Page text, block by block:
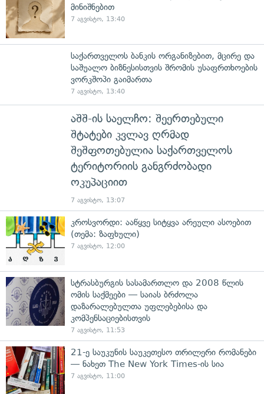
მინიშნებით
7 აგვისტო, 13:40
საქართველოს ბანკის ორგანიზებით, მცირე და
საშუალო ბიზნესისთვის შრომის უსაფრთხოების
ვორკშოპი გაიმართა
7 აგვისტო, 13:40
აშშ-ის საელჩო: შეერთებული
შტატები კვლავ ღრმად
შეშფოთებულია საქართველოს
ტერიტორიის განგრძობადი
ოკუპაციით
7 აგვისტო, 13:07
კროსვორდი: ააწყვე სიტყვა არეული ასოებით
(თემა: ზაფხული)
7 აგვისტო, 12:00
სტრასბურგის სასამართლო და 2008 წლის
ომის საქმეები — საიას ბრძოლა
დაზარალებულთა უფლებებისა და
კომპენსაციებისთვის
7 აგვისტო, 11:53
21-ე საუკუნის საუკეთესო თრილერი რომანები
— ნახეთ The New York Times-ის სია
7 აგვისტო, 11:00